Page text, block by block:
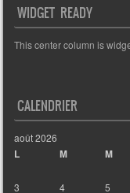
WIDGET READY
This center column is
CALENDRIER
août 2026
L M M
3
4 5